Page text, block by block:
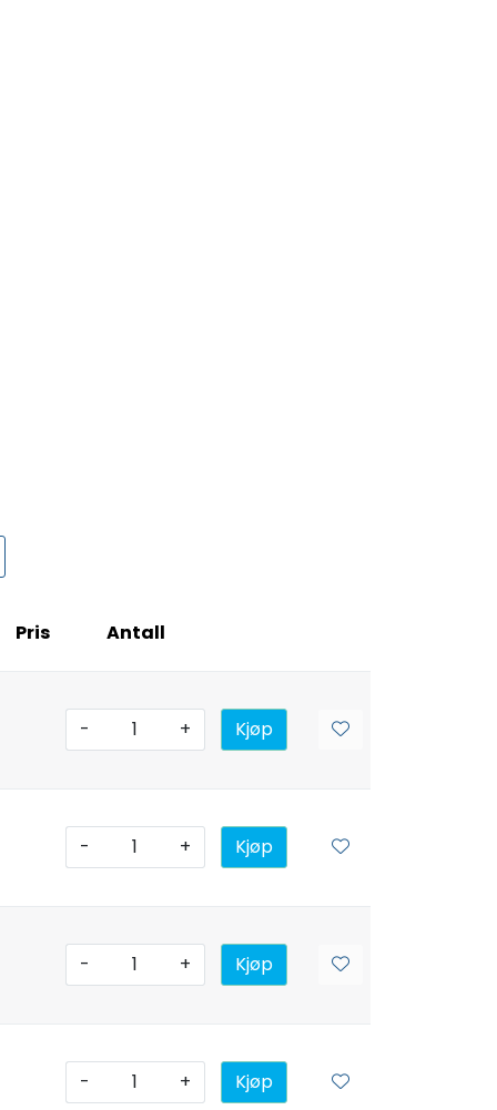
Pris Antall
- + Kjøp
- + Kjøp
- + Kjøp
- + Kjøp